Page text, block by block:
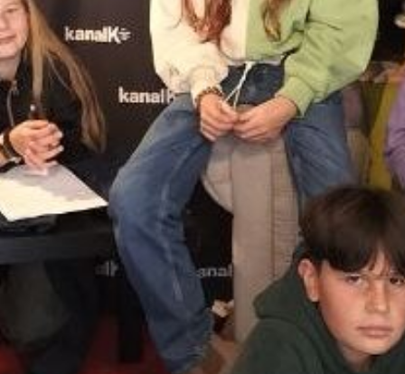
Verlag) und «Hallo, liebe Erde» von Isabel
Otter und Clara Anganuzzi (Annette Betz im
Ueberreuter Verlag).
Nachdem die Skripte fertig geschrieben
waren, haben die Kinder fleissig ihre Texte
geübt, Musik ausgewählt und sind mit
einem Mikrofon auf die Jagd nach
passenden Geräuschen gegangen. Viel
Spass beim Anhören der entstandenen
Sendung!
Sendung vom 21.10.2025
Moderation: Schüler*innen der